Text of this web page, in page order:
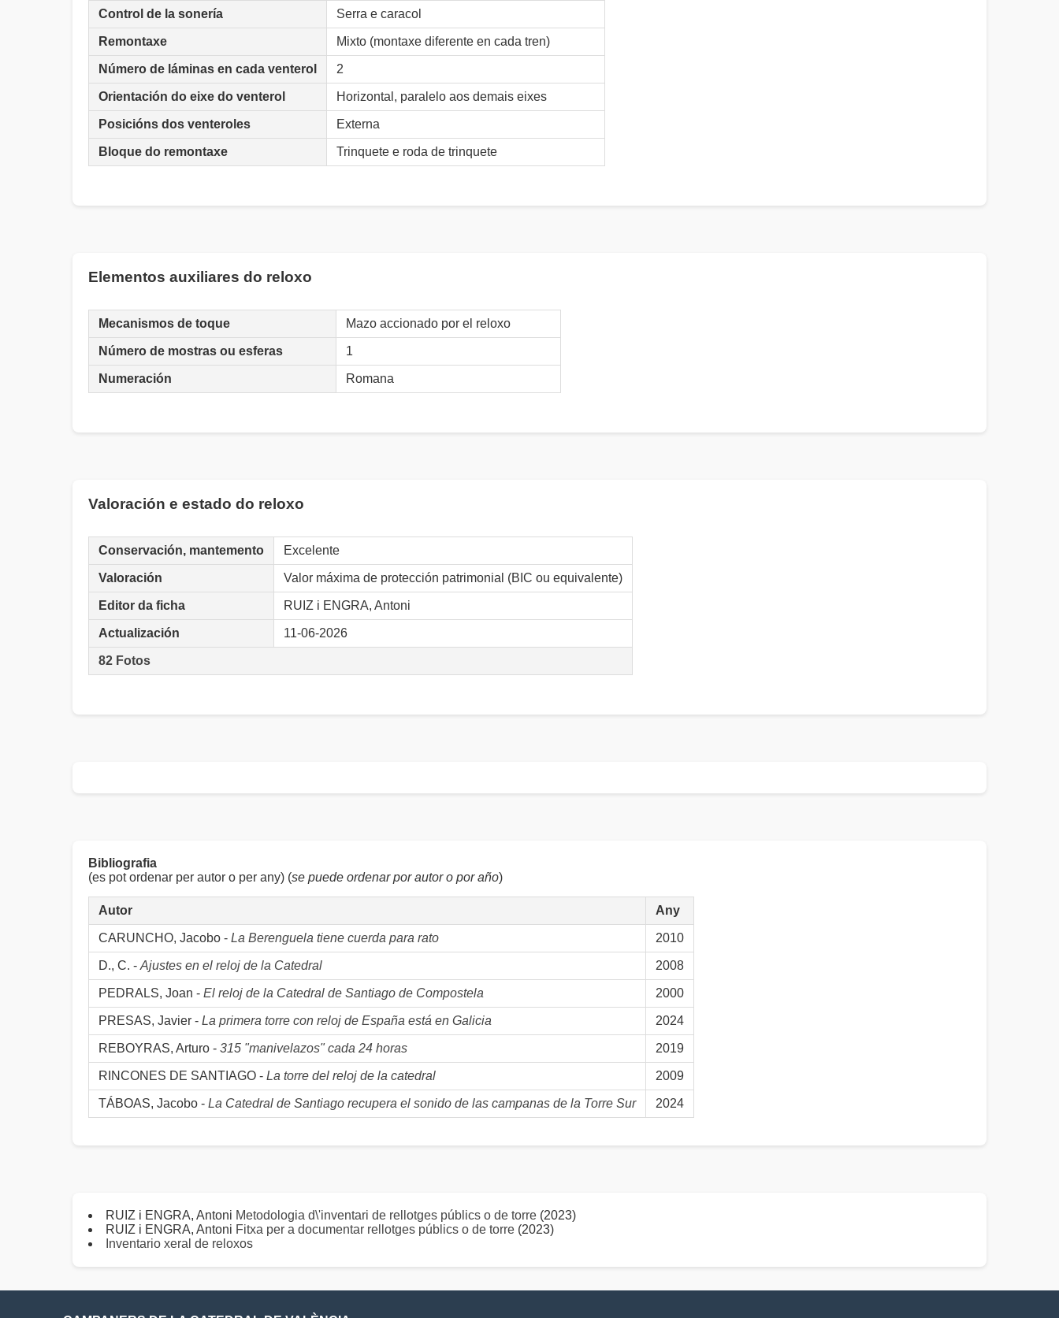
Control de la sonería Serra e caracol
Remontaxe Mixto (montaxe diferente en cada tren)
Número de láminas en cada venterol 2
Orientación do eixe do venterol Horizontal, paralelo aos demais eixes
Posicións dos venteroles Externa
Bloque do remontaxe Trinquete e roda de trinquete
Elementos auxiliares do reloxo
Mecanismos de toque Mazo accionado por el reloxo
Número de mostras ou esferas 1
Numeración Romana
Valoración e estado do reloxo
Conservación, mantemento Excelente
Valoración Valor máxima de protección patrimonial (BIC ou equivalente)
Editor da ficha RUIZ i ENGRA, Antoni
Actualización 11-06-2026
82 Fotos
Bibliografia
(es pot ordenar per autor o per any) (se puede ordenar por autor o por año)
Autor Any
CARUNCHO, Jacobo - La Berenguela tiene cuerda para rato 2010
D., C. - Ajustes en el reloj de la Catedral 2008
PEDRALS, Joan - El reloj de la Catedral de Santiago de Compostela 2000
PRESAS, Javier - La primera torre con reloj de España está en Galicia 2024
REBOYRAS, Arturo - 315 "manivelazos" cada 24 horas 2019
RINCONES DE SANTIAGO - La torre del reloj de la catedral 2009
TÁBOAS, Jacobo - La Catedral de Santiago recupera el sonido de las campanas de la Torre Sur 2024
RUIZ i ENGRA, Antoni Metodologia d\'inventari de rellotges públics o de torre (2023)
RUIZ i ENGRA, Antoni Fitxa per a documentar rellotges públics o de torre (2023)
Inventario xeral de reloxos